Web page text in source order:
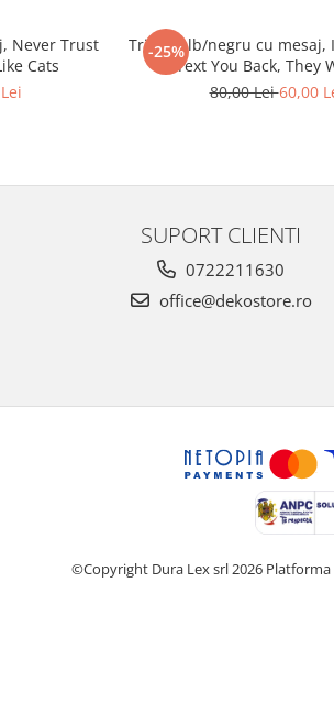
Never Trust
Cats
-25%
Tricou alb/negru cu mesaj,
Text You Back, They
80,00 Lei60,00
SUPORT CLIENTI
0722211630
office@dekostore.ro
©Copyright Dura Lex srl 2026 Platforma